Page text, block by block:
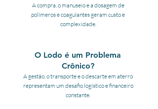
A compra, o manuseio e a dosagem de
polímeros e coagulantes geram custo e
complexidade.
O Lodo é um Problema
Crônico?
A gestão, o transporte e o descarte em aterro
representam um desafio logístico e financeiro
constante.